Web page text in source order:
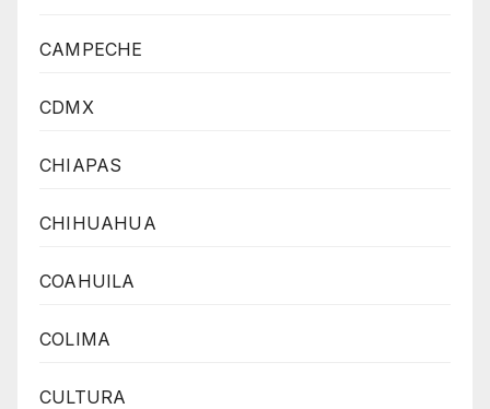
CAMPECHE
CDMX
CHIAPAS
CHIHUAHUA
COAHUILA
COLIMA
CULTURA